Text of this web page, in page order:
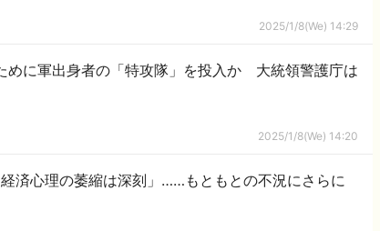
2025/1/8(We) 14:29
めに軍出身者の「特攻隊」を投入か 大統領警護庁は
2025/1/8(We) 14:20
済心理の萎縮は深刻」……もともとの不況にさらに